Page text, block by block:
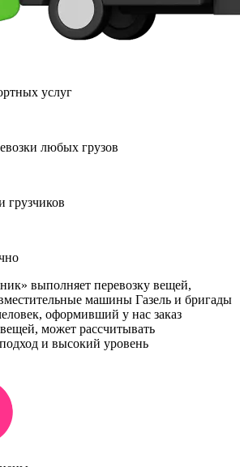
услуг
любых грузов
грузчиков
выполняет перевозку вещей,
машины Газель и бригады
оформивший у нас заказ
может рассчитывать
и высокий уровень